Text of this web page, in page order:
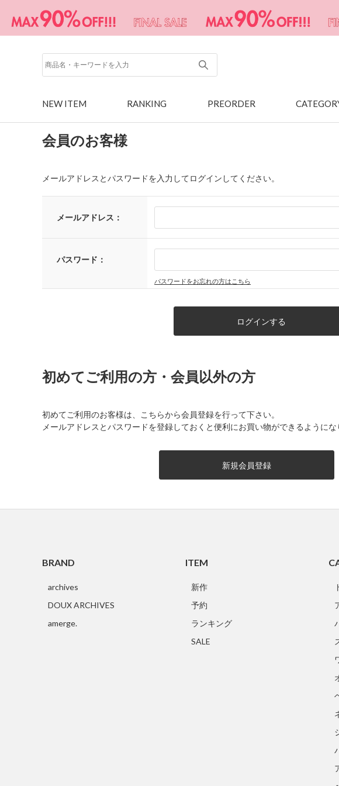
NEW ITEM RANKING PREORDER
会員のお客様
メールアドレスとパスワードを入力してログインしてください。
メールアドレス：
パスワード：
パスワードをお忘れの方はこちら
初めてご利用の方・会員以外の方
初めてご利用のお客様は、こちらから会員登録を行って下さい。
メールアドレスとパスワードを登録しておくと便利にお買い物ができるようにな
BRAND
archives
DOUX ARCHIVES
amerge.
ITEM
新作
予約
ランキング
SALE